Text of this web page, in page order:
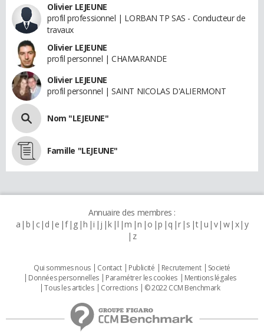
Olivier LEJEUNE
profil professionnel | LORBAN TP SAS - Conducteur de
travaux
Olivier LEJEUNE
profil personnel | CHAMARANDE
Olivier LEJEUNE
profil personnel | SAINT NICOLAS D'ALIERMONT
Nom "LEJEUNE"
Famille "LEJEUNE"
Annuaire des membres :
a b c d e f g h i j k l m n o p q r s t u v w x y
z
Qui sommes nous Contact Publicité Recrutement
Societé
Données personnelles
Paramétrer les cookies
Mentions légales
Tous les articles
Corrections © 2022 CCM Benchmark